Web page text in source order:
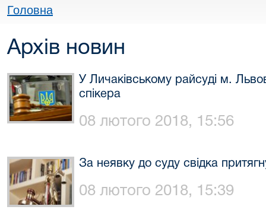
Головна
Архів новин
У Личаківському райсуді м.
спікера
08 лютого 2018, 15:56
За неявку до суду свідка
08 лютого 2018, 15:39